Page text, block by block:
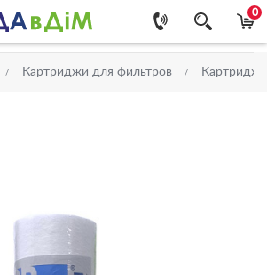
0
Картриджи для фильтров